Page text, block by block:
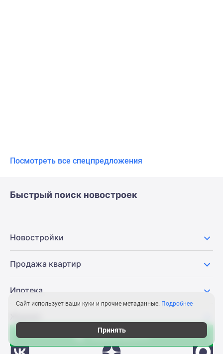
Акции в августе
Посмотреть все спецпредложения
Быстрый поиск новостроек
Новостройки
Продажа квартир
Ипотека
Сайт использует ваши куки и прочие метаданные. Подробнее
Принять